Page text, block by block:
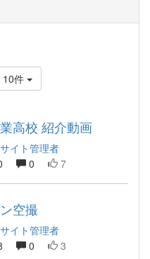
10件
高校 紹介動画
イト管理者
0 7
空撮
イト管理者
0 3